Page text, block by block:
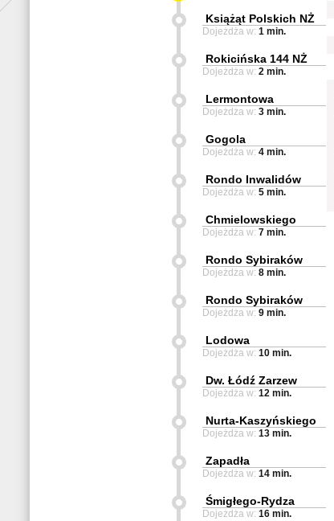
Książąt Polskich NŻ
Dojeżdża w: 1 min.
Rokicińska 144 NŻ
Dojeżdża w: 2 min.
Lermontowa
Dojeżdża w: 3 min.
Gogola
Dojeżdża w: 4 min.
Rondo Inwalidów
Dojeżdża w: 5 min.
Chmielowskiego
Dojeżdża w: 7 min.
Rondo Sybiraków
Dojeżdża w: 8 min.
Rondo Sybiraków
Dojeżdża w: 9 min.
Lodowa
Dojeżdża w: 10 min.
Dw. Łódź Zarzew
Dojeżdża w: 12 min.
Nurta-Kaszyńskiego
Dojeżdża w: 13 min.
Zapadła
Dojeżdża w: 14 min.
Śmigłego-Rydza
Dojeżdża w: 16 min.